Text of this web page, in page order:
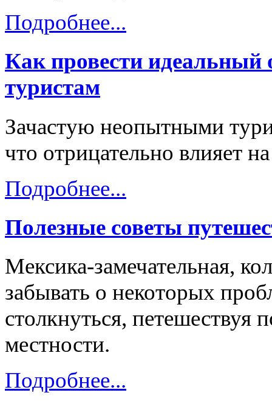
Подробнее...
Как провести
туристам
Зачастую неопытными
что отрицательно влияет
Подробнее...
Полезные советы
Мексика-замечательная,
забывать о некоторых
столкнуться, петешествуя
местности.
Подробнее...